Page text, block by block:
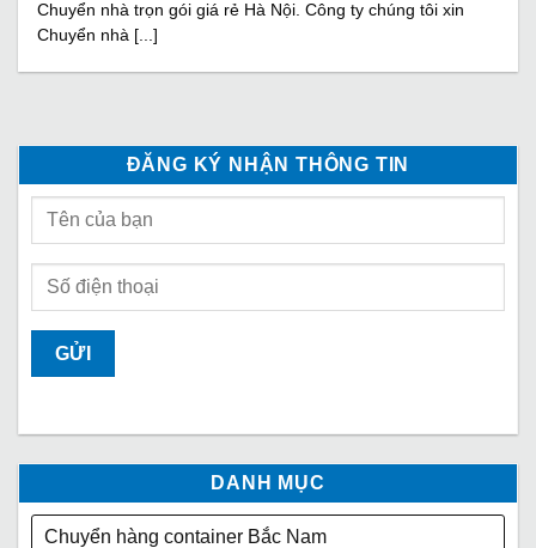
Chuyển nhà trọn gói giá rẻ Hà Nội. Công ty chúng tôi xin
Chuyển nhà [...]
ĐĂNG KÝ NHẬN THÔNG TIN
DANH MỤC
Chuyển hàng container Bắc Nam